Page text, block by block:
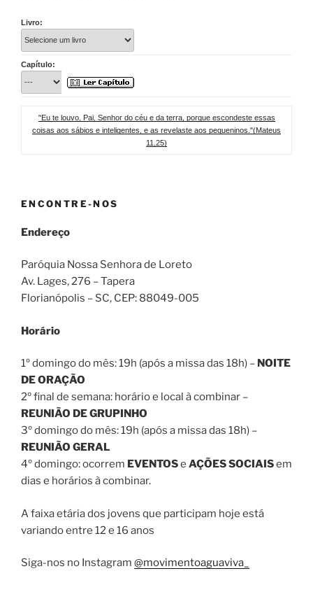
Livro:
Capítulo:
"Eu te louvo, Pai, Senhor do céu e da terra, porque escondeste essas
coisas aos sábios e inteligentes, e as revelaste aos pequeninos."(Mateus
11,25)
ENCONTRE-NOS
Endereço
Paróquia Nossa Senhora de Loreto
Av. Lages, 276 – Tapera
Florianópolis – SC, CEP: 88049-005
Horário
1º domingo do mês: 19h (após a missa das 18h) – NOITE
DE ORAÇÃO
2º final de semana: horário e local à combinar –
REUNIÃO DE GRUPINHO
3º domingo do mês: 19h (após a missa das 18h) –
REUNIÃO GERAL
4º domingo: ocorrem EVENTOSe AÇÕES SOCIAISem
dias e horários à combinar.
A faixa etária dos jovens que participam hoje está
variando entre 12 e 16 anos
Siga-nos no Instagram @movimentoaguaviva_